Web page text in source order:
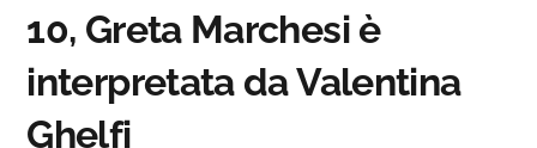
10, Greta Marchesi è
interpretata da Valentina
Ghelfi